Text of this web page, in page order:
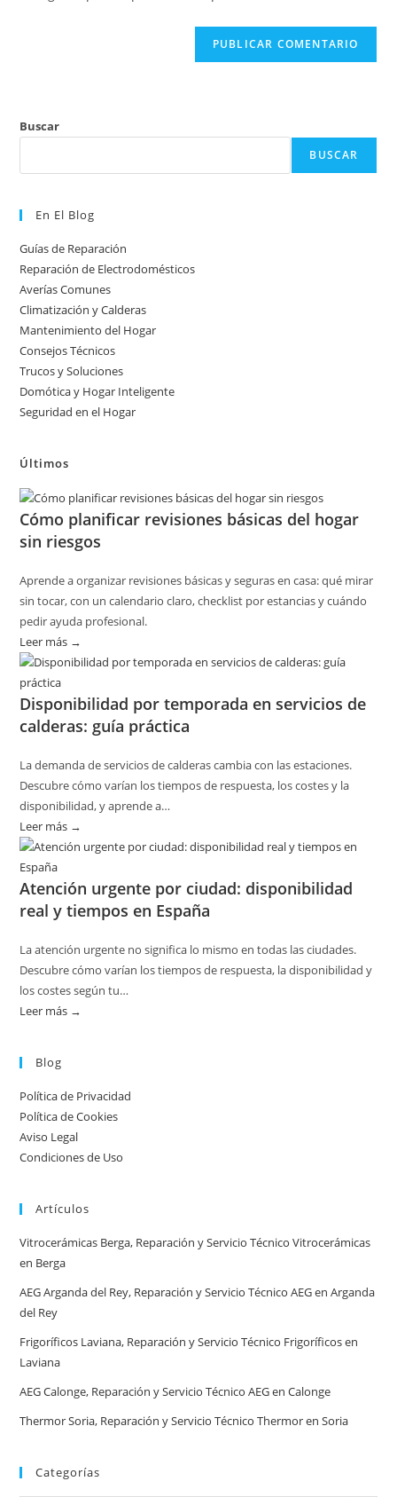
Buscar
BUSCAR
En El Blog
Guías de Reparación
Reparación de Electrodomésticos
Averías Comunes
Climatización y Calderas
Mantenimiento del Hogar
Consejos Técnicos
Trucos y Soluciones
Domótica y Hogar Inteligente
Seguridad en el Hogar
Últimos
Cómo planificar revisiones básicas del hogar
sin riesgos
Aprende a organizar revisiones básicas y seguras en casa: qué mirar
sin tocar, con un calendario claro, checklist por estancias y cuándo
pedir ayuda profesional.
Leer más →
Cómo
revisiones
básicas
hogar
sin
Disponibilidad por temporada en servicios de
calderas: guía práctica
La demanda de servicios de calderas cambia con las estaciones.
Descubre cómo varían los tiempos de respuesta, los costes y la
disponibilidad, y aprende a…
Leer más →
Disponibilidad
temporada
en
de
calderas:
Atención urgente por ciudad: disponibilidad
real y tiempos en España
La atención urgente no significa lo mismo en todas las ciudades.
Descubre cómo varían los tiempos de respuesta, la disponibilidad y
los costes según tu…
Leer más →
ciudad:
disponibilidad
y
en
Blog
Política de Privacidad
Política de Cookies
Aviso Legal
Condiciones de Uso
Artículos
Vitrocerámicas Berga, Reparación y Servicio Técnico Vitrocerámicas
en Berga
AEG Arganda del Rey, Reparación y Servicio Técnico AEG en Arganda
del Rey
Frigoríficos Laviana, Reparación y Servicio Técnico Frigoríficos en
Laviana
AEG Calonge, Reparación y Servicio Técnico AEG en Calonge
Thermor Soria, Reparación y Servicio Técnico Thermor en Soria
Categorías